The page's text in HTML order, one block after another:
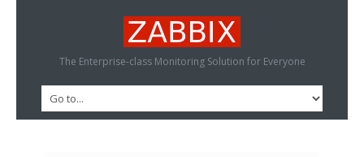
The Enterprise-class Monitoring Solution for Everyone